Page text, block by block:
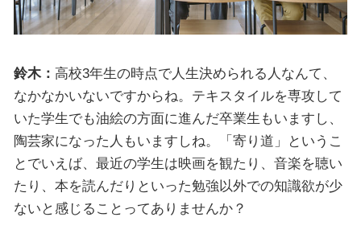
鈴木： 高校3年生の時点で人生決められる人なんて、
なかなかいないですからね。テキスタイルを専攻して
いた学生でも油絵の方面に進んだ卒業生もいますし、
陶芸家になった人もいますしね。「寄り道」というこ
とでいえば、最近の学生は映画を観たり、音楽を聴い
たり、本を読んだりといった勉強以外での知識欲が少
ないと感じることってありませんか？